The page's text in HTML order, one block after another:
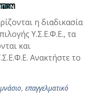
η διαδικασία
Υ.Σ.Ε.Φ.Ε., τα
και
Ανακτήστε το
, επαγγελματικό